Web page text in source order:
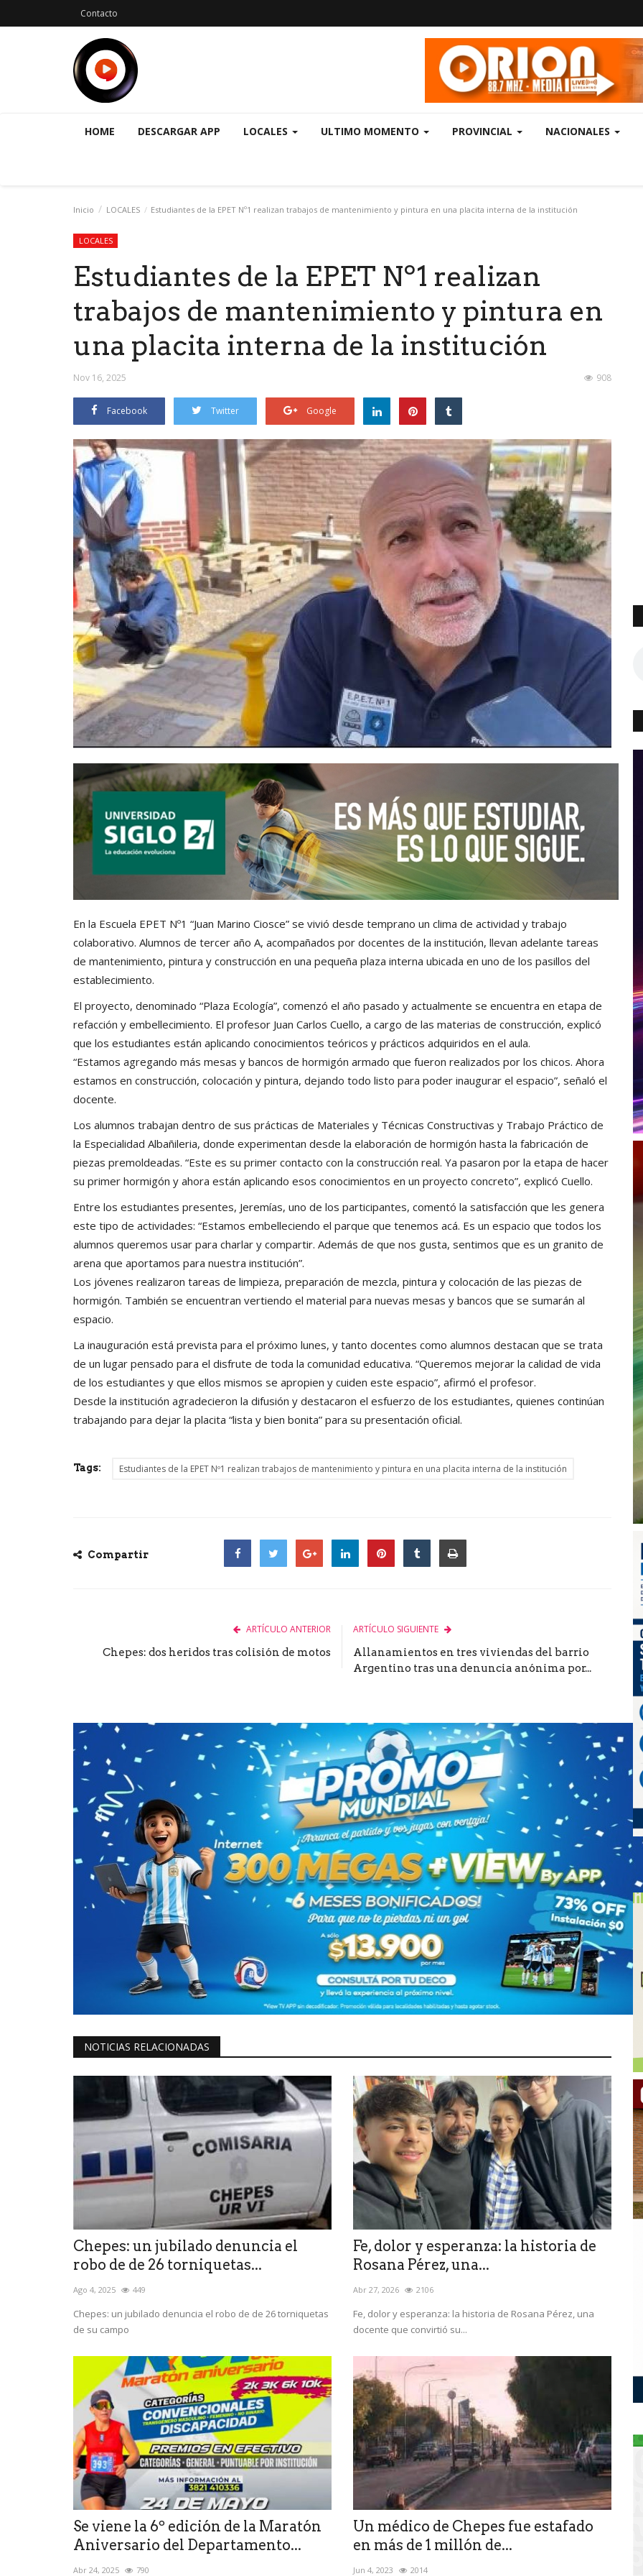
Contacto
HOME DESCARGAR APP LOCALES ULTIMO MOMENTO PROVINCIAL NACIONALES
Inicio LOCALES Estudiantes de la EPET Nº1 realizan trabajos de mantenimiento y pintura en una placita interna de la institución
LOCALES
Estudiantes de la EPET Nº1 realizan
trabajos de mantenimiento y pintura en
una placita interna de la institución
Nov 16, 2025 908
Facebook Twitter Google
En la Escuela EPET Nº1 “Juan Marino Ciosce” se vivió desde temprano un clima de actividad y trabajo
colaborativo. Alumnos de tercer año A, acompañados por docentes de la institución, llevan adelante tareas
de mantenimiento, pintura y construcción en una pequeña plaza interna ubicada en uno de los pasillos del
establecimiento.
El proyecto, denominado “Plaza Ecología”, comenzó el año pasado y actualmente se encuentra en etapa de
refacción y embellecimiento. El profesor Juan Carlos Cuello, a cargo de las materias de construcción, explicó
que los estudiantes están aplicando conocimientos teóricos y prácticos adquiridos en el aula.
“Estamos agregando más mesas y bancos de hormigón armado que fueron realizados por los chicos. Ahora
estamos en construcción, colocación y pintura, dejando todo listo para poder inaugurar el espacio”, señaló el
docente.
Los alumnos trabajan dentro de sus prácticas de Materiales y Técnicas Constructivas y Trabajo Práctico de
la Especialidad Albañileria, donde experimentan desde la elaboración de hormigón hasta la fabricación de
piezas premoldeadas. “Este es su primer contacto con la construcción real. Ya pasaron por la etapa de hacer
su primer hormigón y ahora están aplicando esos conocimientos en un proyecto concreto”, explicó Cuello.
Entre los estudiantes presentes, Jeremías, uno de los participantes, comentó la satisfacción que les genera
este tipo de actividades: “Estamos embelleciendo el parque que tenemos acá. Es un espacio que todos los
alumnos queremos usar para charlar y compartir. Además de que nos gusta, sentimos que es un granito de
arena que aportamos para nuestra institución”.
Los jóvenes realizaron tareas de limpieza, preparación de mezcla, pintura y colocación de las piezas de
hormigón. También se encuentran vertiendo el material para nuevas mesas y bancos que se sumarán al
espacio.
La inauguración está prevista para el próximo lunes, y tanto docentes como alumnos destacan que se trata
de un lugar pensado para el disfrute de toda la comunidad educativa. “Queremos mejorar la calidad de vida
de los estudiantes y que ellos mismos se apropien y cuiden este espacio”, afirmó el profesor.
Desde la institución agradecieron la difusión y destacaron el esfuerzo de los estudiantes, quienes continúan
trabajando para dejar la placita “lista y bien bonita” para su presentación oficial.
Tags: Estudiantes de la EPET Nº1 realizan trabajos de mantenimiento y pintura en una placita interna de la institución
Compartir
ARTÍCULO ANTERIOR
Chepes: dos heridos tras colisión de motos
ARTÍCULO SIGUIENTE
Allanamientos en tres viviendas del barrio
Argentino tras una denuncia anónima por...
NOTICIAS RELACIONADAS
Chepes: un jubilado denuncia el
robo de de 26 torniquetas...
Ago 4, 2025 449
Chepes: un jubilado denuncia el robo de de 26 torniquetas
de su campo
Fe, dolor y esperanza: la historia de
Rosana Pérez, una...
Abr 27, 2026 2106
Fe, dolor y esperanza: la historia de Rosana Pérez, una
docente que convirtió su...
Se viene la 6º edición de la Maratón
Aniversario del Departamento...
Abr 24, 2025 790
Un médico de Chepes fue estafado
en más de 1 millón de...
Jun 4, 2023 2014